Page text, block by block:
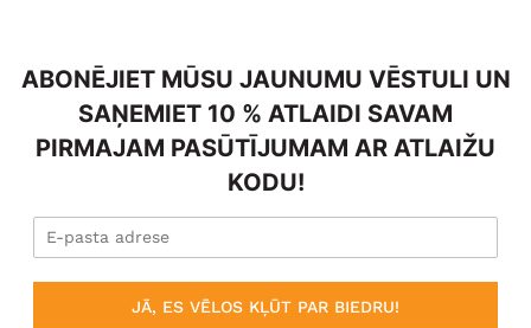
ABONĒJIET MŪSU JAUNUMU VĒSTULI UN
SAŅEMIET 10 % ATLAIDI SAVAM
PIRMAJAM PASŪTĪJUMAM AR ATLAIŽU
KODU!
JĀ, ES VĒLOS KĻŪT PAR BIEDRU!